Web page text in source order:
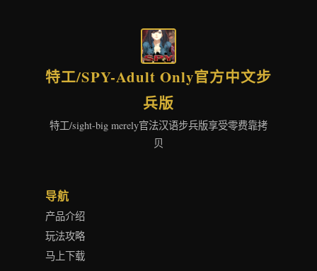
特工/SPY-Adult Only官方中文步
兵版
特工/sight-big merely官法汉语步兵版享受零费靠拷
贝
导航
产品介绍
玩法攻略
马上下载